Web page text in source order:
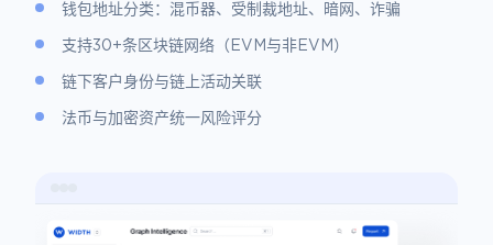
钱包地址分类：混币器、受制裁地址、暗网、诈骗
支持30+条区块链网络（EVM与非EVM）
链下客户身份与链上活动关联
法币与加密资产统一风险评分